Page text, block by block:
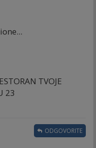
TVOJE
23
ODGOVORITE